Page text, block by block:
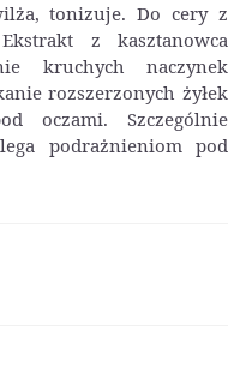
tonizuje. Do cery z
z kasztanowca
kruchych naczynek
rozszerzonych żyłek
oczami. Szczególnie
podrażnieniom pod